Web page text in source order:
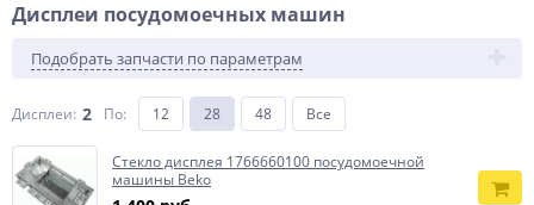
Дисплеи посудомоечных машин
Подобрать запчасти по параметрам
Дисплеи: 2 По: 12 28 48 Все
Стекло дисплея 1766660100 посудомоечной
машины Beko